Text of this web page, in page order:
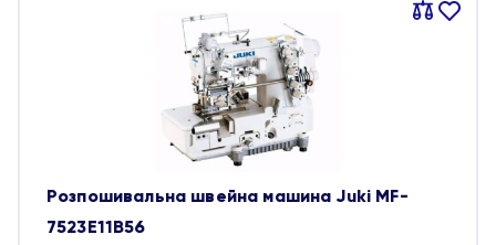
Порівняти
В
Розпошивальна швейна машина Juki MF-
7523E11B56